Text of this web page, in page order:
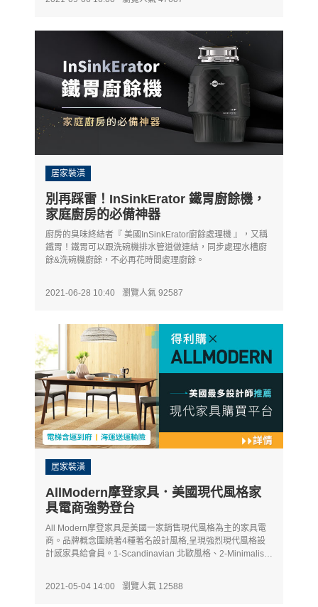
居家裝潢
別再踩雷！InSinkErator 鐵胃廚餘機，
家庭廚房的必備神器
廚房的臭味終結者『 美國InSinkErator廚餘處理機 』，又稱
鐵胃！鐵胃可以跟洗碗機排水管道做連結，同步處理水槽廚
餘&洗碗機廚餘，不必再花時間處理廚餘。
2021-06-28 10:40 瀏覽人氣 92587
居家裝潢
AllModern摩登家具．美國現代風格家
具電商強勢登台
All Modern摩登家具是美國一家銷售現代風格為主的家具電
商。品牌概念圍繞著4種著名設計風格,呈現強烈現代風格設
計感家具給會員。1-Scandinavian 北歐風格、2-Minimalist
2021-05-04 14:00 瀏覽人氣 12588